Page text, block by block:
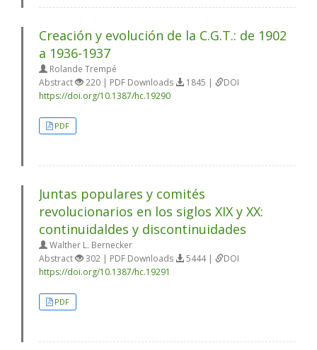
Creación y evolución de la C.G.T.: de 1902
a 1936-1937
Rolande Trempé
Abstract
220 | PDF Downloads 1845 |
DOI
https://doi.org/10.1387/hc.19290
PDF
Juntas populares y comités
revolucionarios en los siglos XIX y XX:
continuidaldes y discontinuidades
Walther L. Bernecker
Abstract
302 | PDF Downloads 5444 |
DOI
https://doi.org/10.1387/hc.19291
PDF